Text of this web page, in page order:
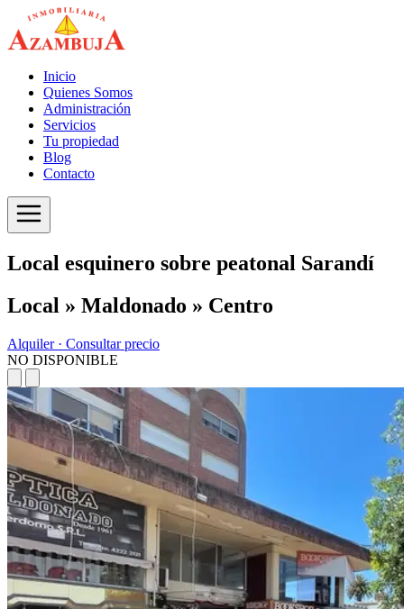
Inicio
Quienes Somos
Administración
Servicios
Tu propiedad
Blog
Contacto
Local esquinero sobre peatonal Sarandí
Local » Maldonado » Centro
Alquiler · Consultar precio
NO DISPONIBLE